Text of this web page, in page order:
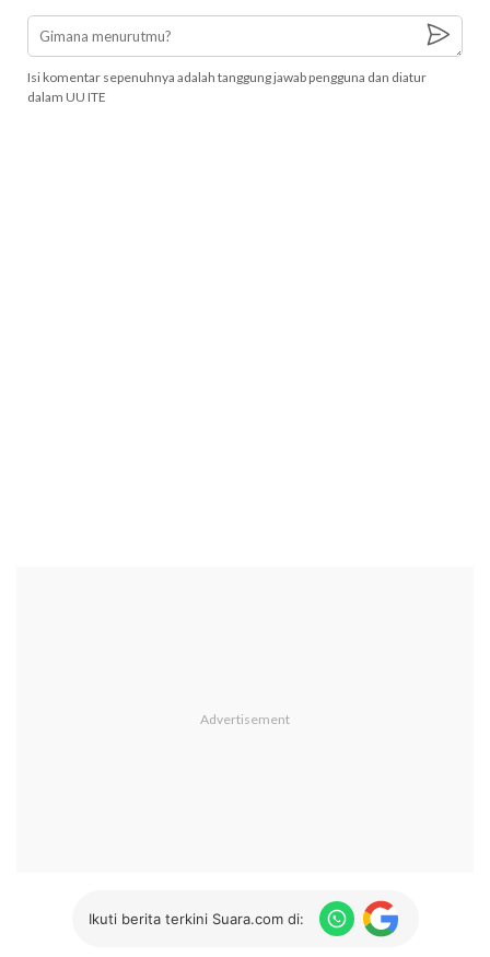
Isi komentar sepenuhnya adalah tanggung jawab pengguna dan diatur
dalam UU ITE
Ikuti berita terkini Suara.com di: